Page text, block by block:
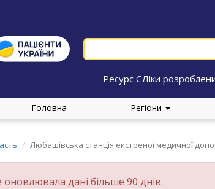
Ресурс ЄЛіки
Головна Регіони
Любашiвська станція екстреної медичної
оновлювала дані більше 90 днів.